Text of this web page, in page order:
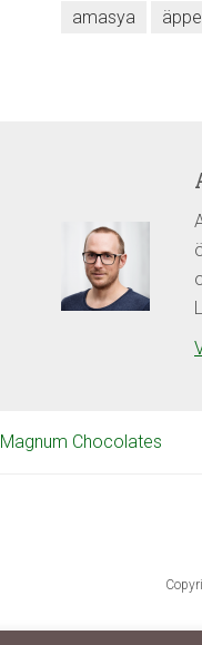
amasya
Magnum Chocolates